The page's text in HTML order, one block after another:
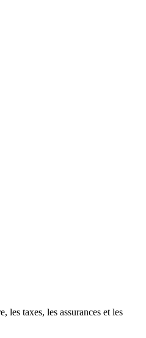
les taxes, les assurances et les